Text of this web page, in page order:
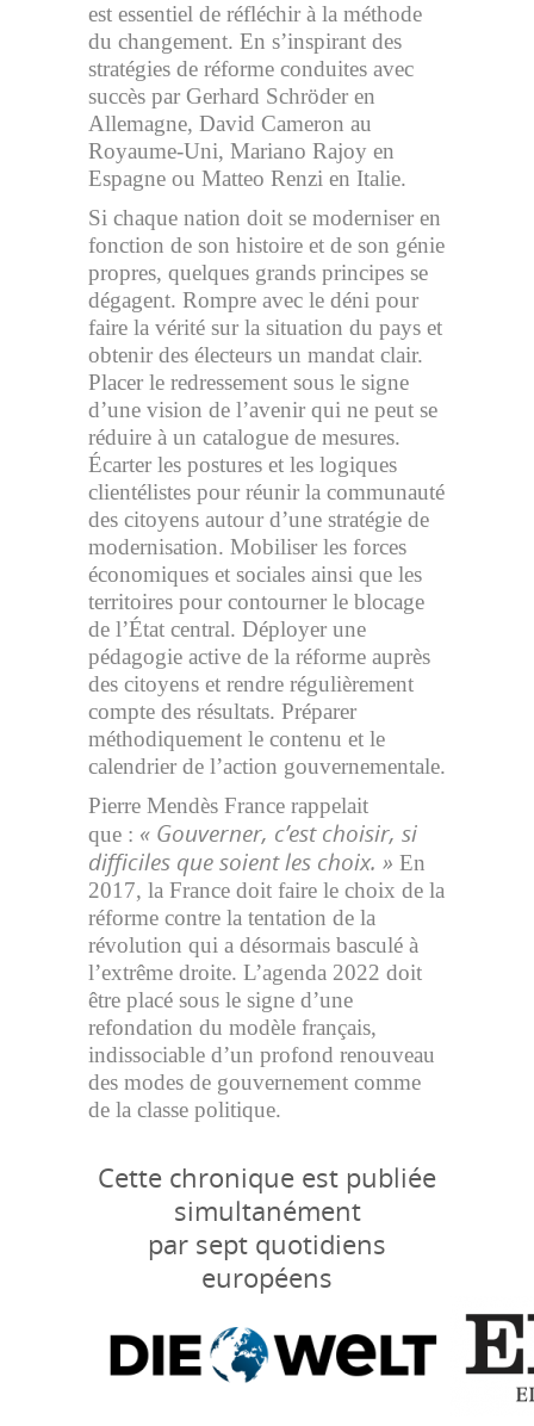
est essentiel de réfléchir à la méthode
du changement. En s’inspirant des
stratégies de réforme conduites avec
succès par Gerhard Schröder en
Allemagne, David Cameron au
Royaume-Uni, Mariano Rajoy en
Espagne ou Matteo Renzi en Italie.
Si chaque nation doit se moderniser en
fonction de son histoire et de son génie
propres, quelques grands principes se
dégagent. Rompre avec le déni pour
faire la vérité sur la situation du pays et
obtenir des électeurs un mandat clair.
Placer le redressement sous le signe
d’une vision de l’avenir qui ne peut se
réduire à un catalogue de mesures.
Écarter les postures et les logiques
clientélistes pour réunir la communauté
des citoyens autour d’une stratégie de
modernisation. Mobiliser les forces
économiques et sociales ainsi que les
territoires pour contourner le blocage
de l’État central. Déployer une
pédagogie active de la réforme auprès
des citoyens et rendre régulièrement
compte des résultats. Préparer
méthodiquement le contenu et le
calendrier de l’action gouvernementale.
Pierre Mendès France rappelait
que : « Gouverner, c’est choisir, si
difficiles que soient les choix. » En
2017, la France doit faire le choix de la
réforme contre la tentation de la
révolution qui a désormais basculé à
l’extrême droite. L’agenda 2022 doit
être placé sous le signe d’une
refondation du modèle français,
indissociable d’un profond renouveau
des modes de gouvernement comme
de la classe politique.
Cette chronique est publiée
simultanément
par sept quotidiens
européens